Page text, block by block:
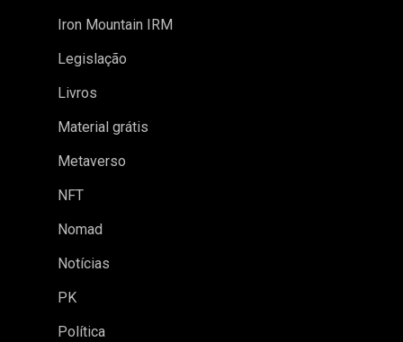
Iron Mountain IRM
Legislação
Livros
Material grátis
Metaverso
NFT
Nomad
Notícias
PK
Política